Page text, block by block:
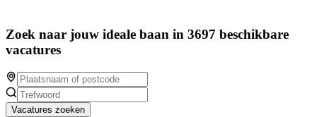
Zoek naar jouw ideale baan in 3697 beschikbare
vacatures
Vacatures zoeken